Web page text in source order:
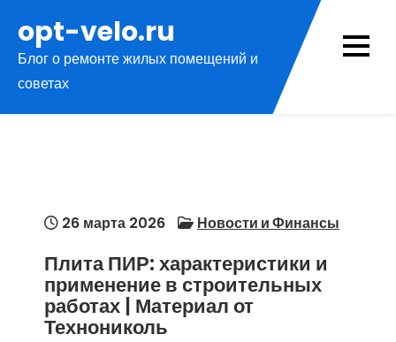
содержимому
opt-velo.ru
Блог о ремонте жилых помещений и
советах
26 марта 2026 Новости и Финансы
Плита ПИР: характеристики и
применение в строительных
работах | Материал от
Технониколь